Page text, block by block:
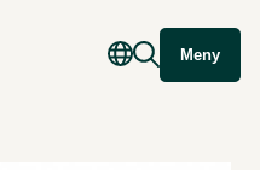
Meny